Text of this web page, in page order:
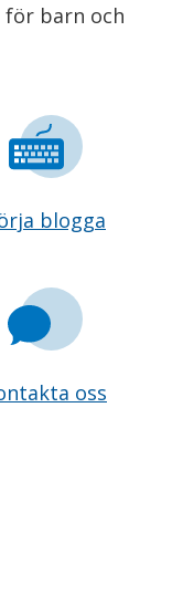
barn och
blogga
oss